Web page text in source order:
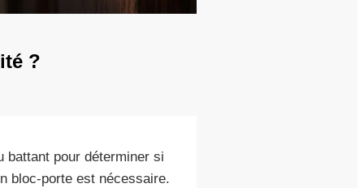
?
battant pour déterminer si
bloc-porte est nécessaire.